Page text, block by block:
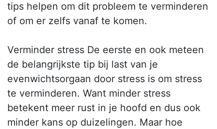
tips helpen om dit probleem te verminderen
of om er zelfs vanaf te komen.
Verminder stress De eerste en ook meteen
de belangrijkste tip bij last van je
evenwichtsorgaan door stress is om stress
te verminderen. Want minder stress
betekent meer rust in je hoofd en dus ook
minder kans op duizelingen. Maar hoe